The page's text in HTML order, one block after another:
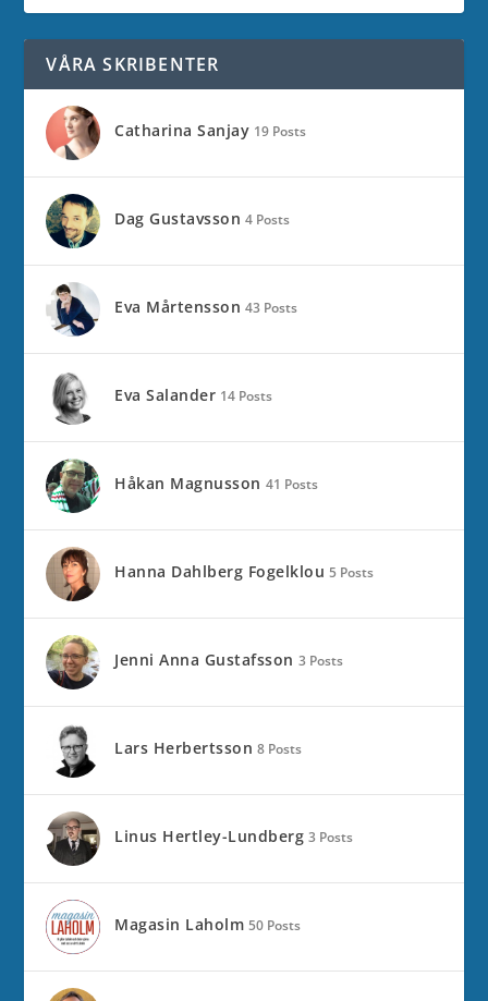
VÅRA SKRIBENTER
Catharina Sanjay 19 Posts
Dag Gustavsson 4 Posts
Eva Mårtensson 43 Posts
Eva Salander 14 Posts
Håkan Magnusson 41 Posts
Hanna Dahlberg Fogelklou 5 Posts
Jenni Anna Gustafsson 3 Posts
Lars Herbertsson 8 Posts
Linus Hertley-Lundberg 3 Posts
Magasin Laholm 50 Posts